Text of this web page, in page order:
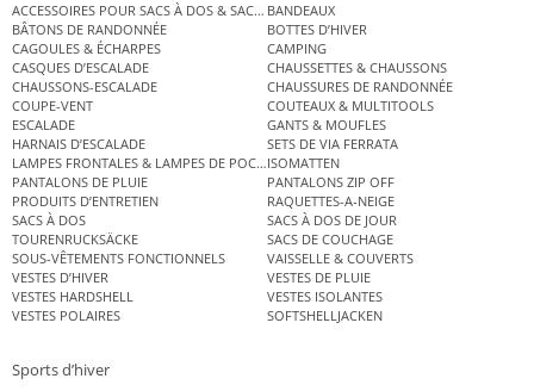
ACCESSOIRES POUR SACS À DOS & SACS ÉTANCHES
BANDEAUX
BÂTONS DE RANDONNÉE
BOTTES D’HIVER
CAGOULES & ÉCHARPES
CAMPING
CASQUES D’ESCALADE
CHAUSSETTES & CHAUSSONS
CHAUSSONS-ESCALADE
CHAUSSURES DE RANDONNÉE
COUPE-VENT
COUTEAUX & MULTITOOLS
ESCALADE
GANTS & MOUFLES
HARNAIS D’ESCALADE
SETS DE VIA FERRATA
LAMPES FRONTALES & LAMPES DE POCHEISOMATTEN
PANTALONS DE PLUIE
PANTALONS ZIP OFF
PRODUITS D’ENTRETIEN
RAQUETTES-A-NEIGE
SACS À DOS
SACS À DOS DE JOUR
TOURENRUCKSÄCKE
SACS DE COUCHAGE
SOUS-VÊTEMENTS FONCTIONNELS
VAISSELLE & COUVERTS
VESTES D’HIVER
VESTES DE PLUIE
VESTES HARDSHELL
VESTES ISOLANTES
VESTES POLAIRES
SOFTSHELLJACKEN
Sports d’hiver